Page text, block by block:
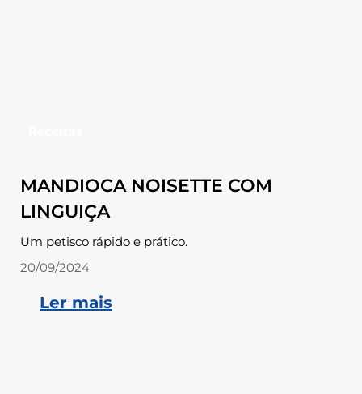
MANDIOCA NOISETTE COM
LINGUIÇA
Um petisco rápido e prático.
20/09/2024
Ler mais